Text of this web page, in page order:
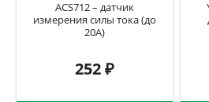
ACS712 – датчик
измерения силы тока (до
20А)
252₽